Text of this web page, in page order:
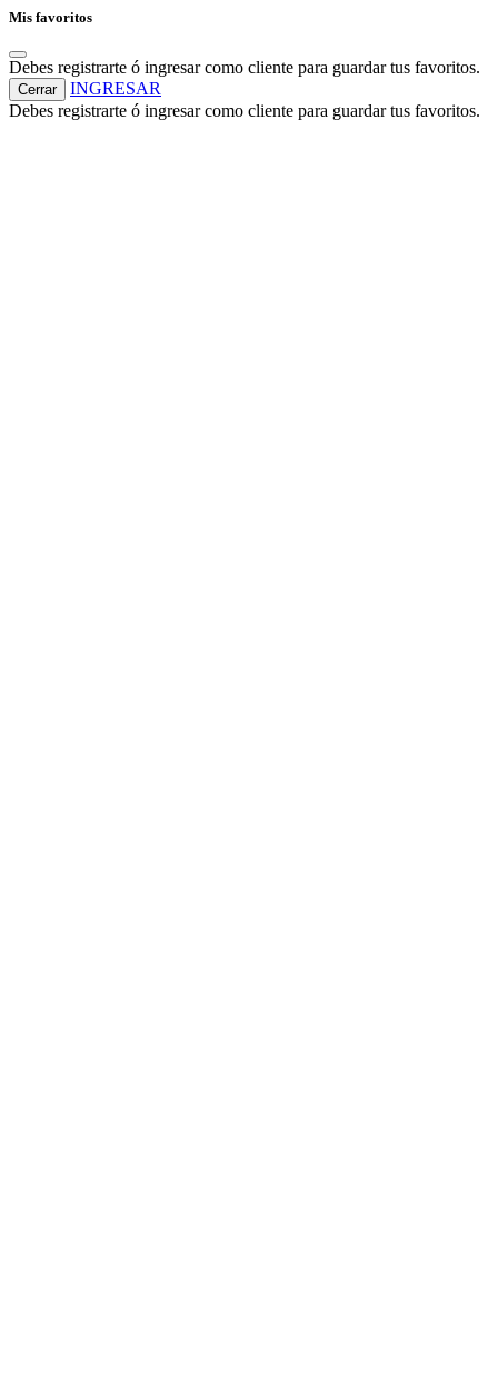
Mis favoritos
Debes registrarte ó ingresar como cliente para guardar tus favoritos.
Cerrar
INGRESAR
Debes registrarte ó ingresar como cliente para guardar tus favoritos.